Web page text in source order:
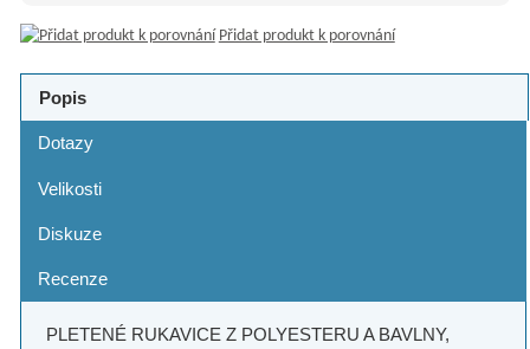
Přidat produkt k porovnání
Popis
Dotazy
Velikosti
Diskuze
Recenze
PLETENÉ RUKAVICE Z POLYESTERU A BAVLNY,